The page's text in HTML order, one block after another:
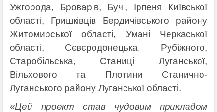
Ужгорода, Броварів, Бучі, Ірпеня Київської
області, Гришківців Бердичівського району
Житомирської області, Умані Черкаської
області, Сєвєродонецька, Рубіжного,
Старобільська, Станиці Луганської,
Вільхового та Плотини Станично-
Луганського району Луганської області.
«Цей проект став чудовим прикладом